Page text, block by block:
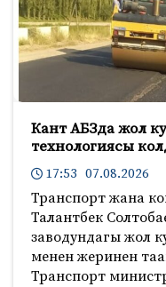
Кант АБЗда жол
технологиясы
17:53 07.08.2026
Транспорт жана
Талантбек
заводундагы жол
менен жеринен
Транспорт